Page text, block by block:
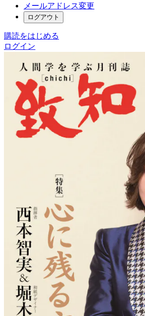
メールアドレス変更
ログアウト
購読をはじめる
ログイン